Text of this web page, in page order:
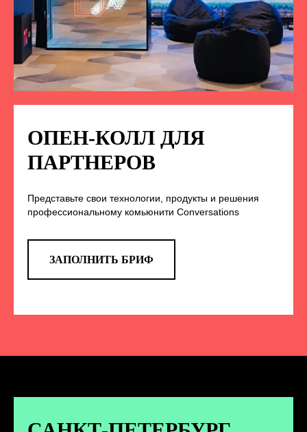
ОПЕН-КОЛЛ ДЛЯ
ПАРТНЕРОВ
Представьте свои технологии, продукты и решения
профессиональному комьюнити Conversations
ЗАПОЛНИТЬ БРИФ
НА НАС В СОЦСЕТЯХ
TELEGRAM
анонс новых спикеров и другие
новости конференции